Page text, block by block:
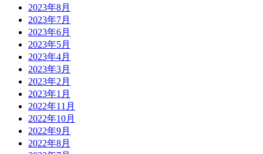
2023年8月
2023年7月
2023年6月
2023年5月
2023年4月
2023年3月
2023年2月
2023年1月
2022年11月
2022年10月
2022年9月
2022年8月